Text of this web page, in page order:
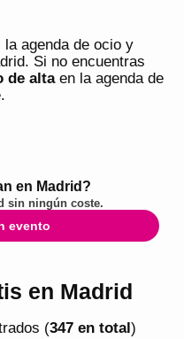
la agenda de ocio y
. Si no encuentras
de altaen la agenda de
en Madrid?
sin ningún coste.
evento
en Madrid
s (347en total)